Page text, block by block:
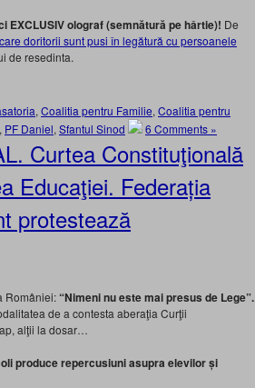
EXCLUSIV olograf (semnătură pe hârtie)! De
doritorii sunt pusi în legătură cu persoanele
de resedinta.
, Coalitia pentru Familie, Coalitia pentru
, PF Daniel, Sfantul Sinod 6 Comments »
Curtea Constituţională
Educaţiei. Federația
protestează
României:“Nimeni nu este mai presus de Lege”.
de a contesta aberaţia Curţii
alţii la dosar…
produce repercusiuni asupra elevilor și